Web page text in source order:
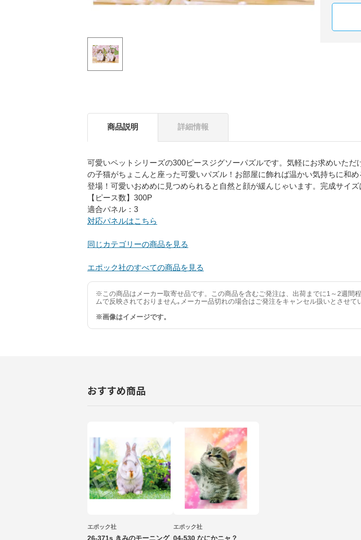
商品説明 詳細情報
可愛いペットシリーズの300ピースジグソーパズルです。気軽にお求めいた
の子猫がちょこんと座った可愛いパズル！お部屋に飾れば温かい気持ちに和
登場！可愛いおめめに見つめられると自然と顔が緩んじゃいます。完成サイズ
【ピース数】300P
適合パネル：3
対応パネルはこちら
同じカテゴリーの商品を見る
エポック社のすべての商品を見る
※この商品はメーカー取寄せ品です。この商品を含むご発注は、出荷までに1～2週間
ムで反映されておりません｡メーカー品切れの場合はご発注をキャンセル扱いとさせ
※画像はイメージです。
おすすめ商品
エポック社
26-371s きみのモーニング
エポック社
04-530 なにかニャ？